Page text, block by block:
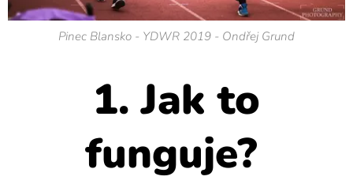
Pinec Blansko - YDWR 2019 - Ondřej Grund
1. Jak to
funguje?